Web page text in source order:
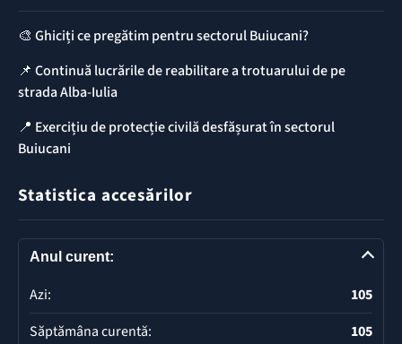
🎨 Ghiciți ce pregătim pentru sectorul Buiucani?
📌 Continuă lucrările de reabilitare a trotuarului de pe
strada Alba-Iulia
📍 Exercițiu de protecție civilă desfășurat în sectorul
Buiucani
Statistica accesărilor
Anul curent:
Azi:
105
Săptămâna curentă:
105